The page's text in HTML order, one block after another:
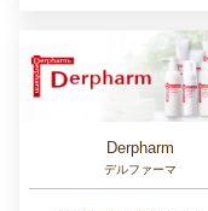
Derpharm
デルファーマ